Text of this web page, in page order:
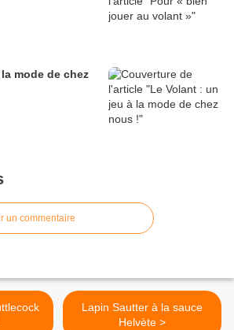
mode de chez
un commentaire
Lapin Sautter à la sauce
Helvète >